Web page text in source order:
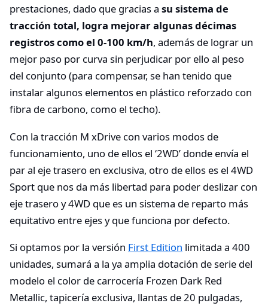
prestaciones, dado que gracias a su sistema de
tracción total, logra mejorar algunas décimas
registros como el 0-100 km/h, además de lograr un
mejor paso por curva sin perjudicar por ello al peso
del conjunto (para compensar, se han tenido que
instalar algunos elementos en plástico reforzado con
fibra de carbono, como el techo).
Con la tracción M xDrive con varios modos de
funcionamiento, uno de ellos el ‘2WD’ donde envía el
par al eje trasero en exclusiva, otro de ellos es el 4WD
Sport que nos da más libertad para poder deslizar con
eje trasero y 4WD que es un sistema de reparto más
equitativo entre ejes y que funciona por defecto.
Si optamos por la versión First Edition limitada a 400
unidades, sumará a la ya amplia dotación de serie del
modelo el color de carrocería Frozen Dark Red
Metallic, tapicería exclusiva, llantas de 20 pulgadas,